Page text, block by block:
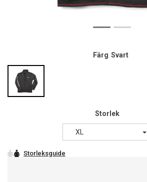
Färg Svart
Storlek
XL